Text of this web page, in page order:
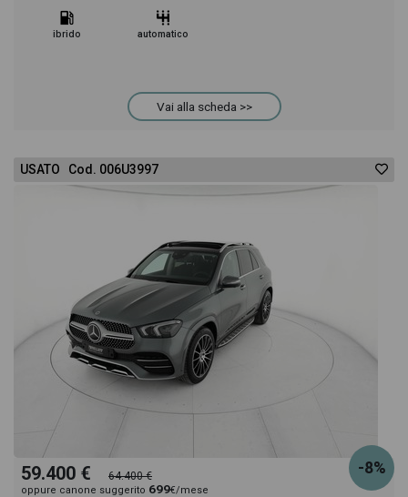
ibrido automatico
Vai alla scheda >>
USATO Cod. 006U3997
-8%
59.400 € 64.400 €
oppure canone suggerito 699€/mese